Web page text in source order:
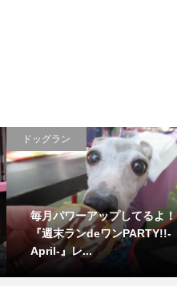
ドッグラン
毎月パワーアップしてるよ！
『週末ランdeワンPARTY!!-
April-』レ...